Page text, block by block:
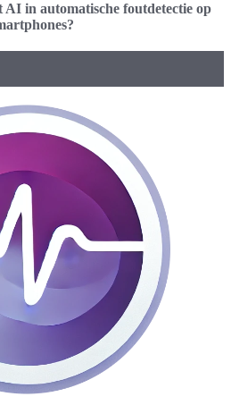
AI in automatische foutdetectie op